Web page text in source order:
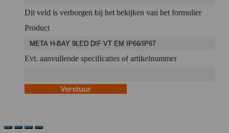
Dit veld is verborgen bij het bekijken van het formulier
Product
Evt. aanvullende specificaties of artikelnummer